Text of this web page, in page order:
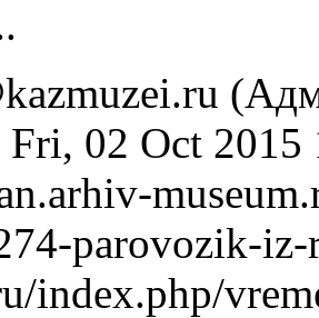
Fri, 02 Oct 2015
parovozik-
index.php/